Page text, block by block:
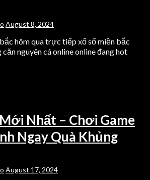
August 8, 2024
hôm qua trực tiếp xổ số miền bắc
nguyên cá online online đang hot
Nhất – Chơi Game
Ngay Quà Khủng
August 17, 2024